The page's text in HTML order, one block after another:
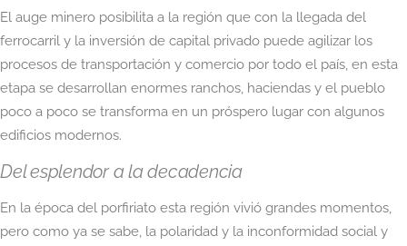
El auge minero posibilita a la región que con la llegada del
ferrocarril y la inversión de capital privado puede agilizar los
procesos de transportación y comercio por todo el país, en esta
etapa se desarrollan enormes ranchos, haciendas y el pueblo
poco a poco se transforma en un próspero lugar con algunos
edificios modernos.
Del esplendor a la decadencia
En la época del porfiriato esta región vivió grandes momentos,
pero como ya se sabe, la polaridad y la inconformidad social y